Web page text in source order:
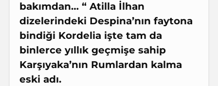
bakımdan… “ Atilla İlhan
dizelerindeki Despina’nın faytona
bindiği Kordelia işte tam da
binlerce yıllık geçmişe sahip
Karşıyaka’nın Rumlardan kalma
eski adı.